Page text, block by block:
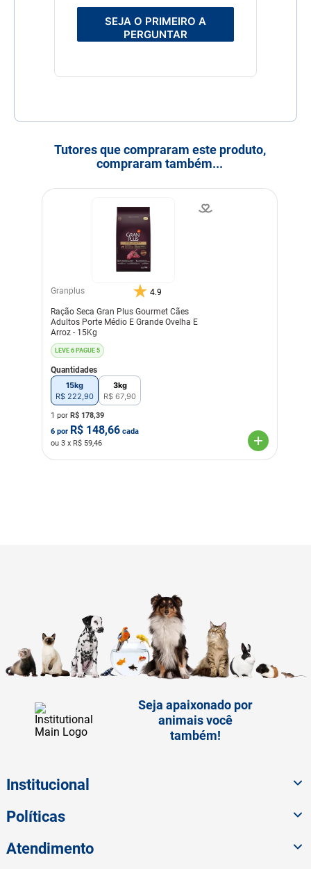
SEJA O PRIMEIRO A
PERGUNTAR
Tutores que compraram este produto,
compraram também...
Granplus 4.9
Ração Seca Gran Plus Gourmet Cães
Adultos Porte Médio E Grande Ovelha E
Arroz - 15Kg
LEVE 6 PAGUE 5
Quantidades
15kg
R$ 222,90
3kg
R$ 67,90
1 por R$ 178,39
6 por R$ 148,66 cada
ou 3 x R$ 59,46
Seja apaixonado por
animais você
também!
Institucional
Políticas
Atendimento